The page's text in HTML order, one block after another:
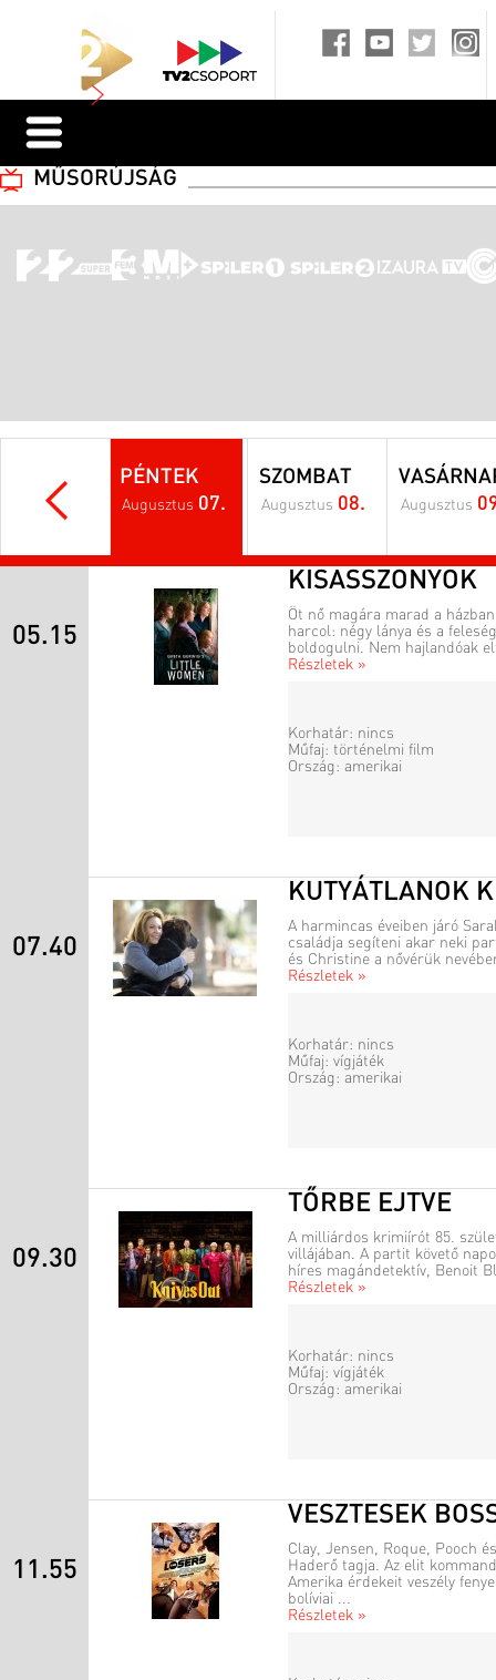
MŰSORÚJSÁG
PÉNTEK
Augusztus 07.
SZOMBAT
Augusztus 08. Augusztus
05.15
KISASSZONYOK
Öt nő magára marad a
harcol: négy lánya és a
boldogulni. Nem hajlandóak
Részletek »
Korhatár: nincs
Műfaj: történelmi film
Ország: amerikai
07.40
KUTYÁTLANOK
A harmincas éveiben járó
családja segíteni akar neki
és Christine a nővérük
Részletek »
Korhatár: nincs
Műfaj: vígjáték
Ország: amerikai
09.30
TŐRBE EJTVE
A milliárdos krimiírót 85.
villájában. A partit követő
híres magándetektív, Benoit
Részletek »
Korhatár: nincs
Műfaj: vígjáték
Ország: amerikai
11.55
VESZTESEK
Clay, Jensen, Roque, Pooch
Haderő tagja. Az elit
Amerika érdekeit veszély
bolíviai ...
Részletek »